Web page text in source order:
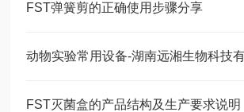
FST弹簧剪的正确使用步骤分享
动物实验常用设备-湖南远湘生物科技
FST灭菌盒的产品结构及生产要求说明